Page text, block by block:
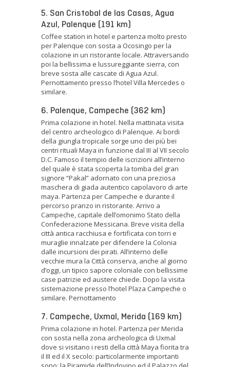
5. San Cristobal de las Casas, Agua
Azul, Palenque (191 km)
Coffee station in hotel e partenza molto presto
per Palenque con sosta a Ocosingo per la
colazione in un ristorante locale. Attraversando
poi la bellissima e lussureggiante sierra, con
breve sosta alle cascate di Agua Azul.
Pernottamento presso l’hotel Villa Mercedes o
similare.
6. Palenque, Campeche (362 km)
Prima colazione in hotel. Nella mattinata visita
del centro archeologico di Palenque. Ai bordi
della giungla tropicale sorge uno dei più bei
centri rituali Maya in funzione dal III al VII secolo
D.C. Famoso il tempio delle iscrizioni all’interno
del quale è stata scoperta la tomba del gran
signore “Pakal” adornato con una preziosa
maschera di giada autentico capolavoro di arte
maya. Partenza per Campeche e durante il
percorso pranzo in ristorante. Arrivo a
Campeche, capitale dell’omonimo Stato della
Confederazione Messicana. Breve visita della
città antica racchiusa e fortificata con torri e
muraglie innalzate per difendere la Colonia
dalle incursioni dei pirati. All’interno delle
vecchie mura la Città conserva, anche al giorno
d’oggi, un tipico sapore coloniale con bellissime
case patrizie ed austere chiede. Dopo la visita
sistemazione presso l’hotel Plaza Campeche o
similare. Pernottamento
7. Campeche, Uxmal, Merida (169 km)
Prima colazione in hotel. Partenza per Merida
con sosta nella zona archeologica di Uxmal
dove si visitano i resti della città Maya fiorita tra
il III ed il X secolo: particolarmente importanti